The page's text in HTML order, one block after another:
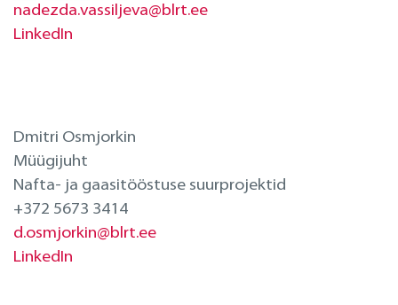
nadezda.vassiljeva@blrt.ee
LinkedIn
Dmitri Osmjorkin
Müügijuht
Nafta- ja gaasitööstuse suurprojektid
+372 5673 3414
d.osmjorkin@blrt.ee
LinkedIn